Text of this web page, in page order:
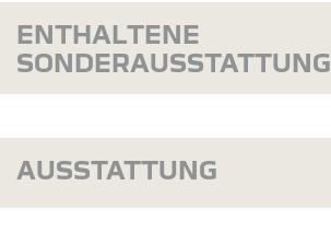
ENTHALTENE
SONDERAUSSTATTUNG
AUSSTATTUNG